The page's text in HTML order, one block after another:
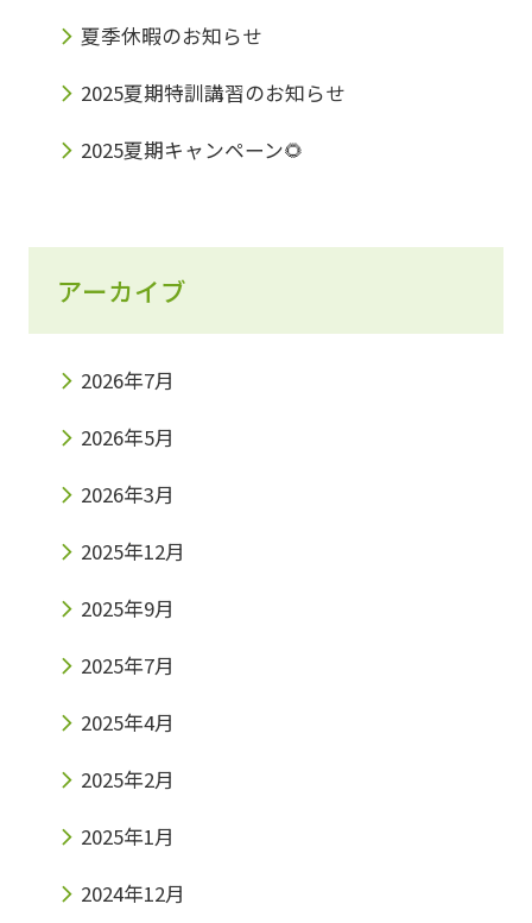
夏季休暇のお知らせ
2025夏期特訓講習のお知らせ
2025夏期キャンペーン🌻
アーカイブ
2026年7月
2026年5月
2026年3月
2025年12月
2025年9月
2025年7月
2025年4月
2025年2月
2025年1月
2024年12月